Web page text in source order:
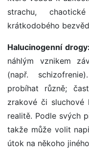
strachu,
krátkodobého
Halucinogenní drogy:
náhlým vznikem
(např.
probíhat různě;
zrakové či sluchové
realitě. Podle svých
takže může volit
útok na někoho